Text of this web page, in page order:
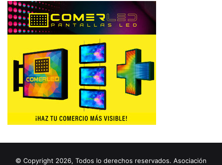
© Copyright 2026, Todos lo derechos reservados. Asociación